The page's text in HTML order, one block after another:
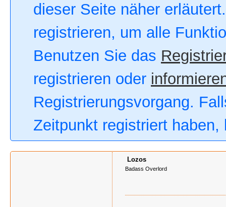
dieser Seite näher
registrieren, um alle
Benutzen Sie das
registrieren oder
Registrierungsvorgang.
Zeitpunkt registriert
Lozos
Badass Overlord